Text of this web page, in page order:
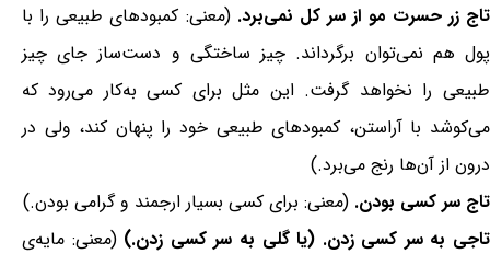
تاج زر حسرت مو از سر کل نمی‌برد. (معنی: کمبودهای طبیعی را با
پول هم نمی‌توان برگرداند. چیز ساختگی و دست‌ساز جای چیز
طبیعی را نخواهد گرفت. این مثل برای کسی به‌کار می‌رود که
می‌کوشد با آراستن، کمبودهای طبیعی خود را پنهان کند، ولی در
درون از آن‌ها رنج می‌برد.)
تاج سر کسی بودن. (معنی: برای کسی بسیار ارجمند و گرامی بودن.)
تاجی به سر کسی زدن. (یا گلی به سر کسی زدن.) (معنی: مایه‌ی